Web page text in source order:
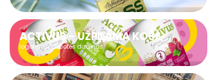
ACTIVUS - UŽPILAMA KOŠĖ
logotipaspakuotės dizainas